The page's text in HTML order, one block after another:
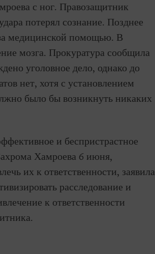
с ног. Правозащитник
потерял сознание. Позднее
медицинской помощью. В
мозга. Прокуратура сообщила
уголовное дело, однако до
нет, хотя с установлением
было бы возникнуть никаких
и беспристрастное
Хамроева 6 июня,
их к ответственности, заявила
расследование и
к ответственности